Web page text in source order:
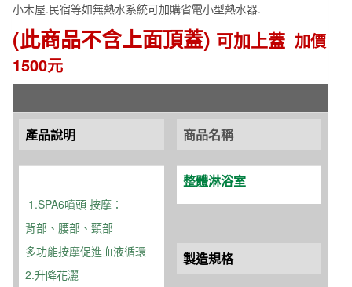
小木屋.民宿等如無熱水系統可加購省電小型熱水器.
(此商品不含上面頂蓋) 可加上蓋 加價
1500元
產品說明
1 .SPA6噴頭 按摩：
背部、腰部、頸部
多功能按摩促進血液循環
2.升降花灑
商品名稱
整體淋浴室
製造規格